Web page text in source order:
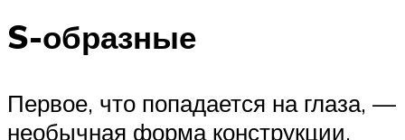
S-образные
Первое, что попадается на глаза, —
необычная форма конструкции.